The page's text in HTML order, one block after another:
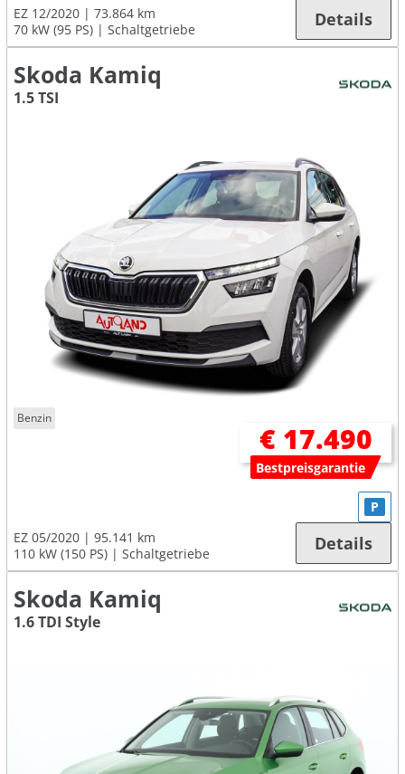
EZ 12/2020
73.864 km
70 kW (95 PS)
Schaltgetriebe Details
Skoda Kamiq
1.5 TSI
Benzin
€ 17.490
Bestpreisgarantie
EZ 05/2020
95.141 km
110 kW (150 PS)
Schaltgetriebe
P
Details
Skoda Kamiq
1.6 TDI Style